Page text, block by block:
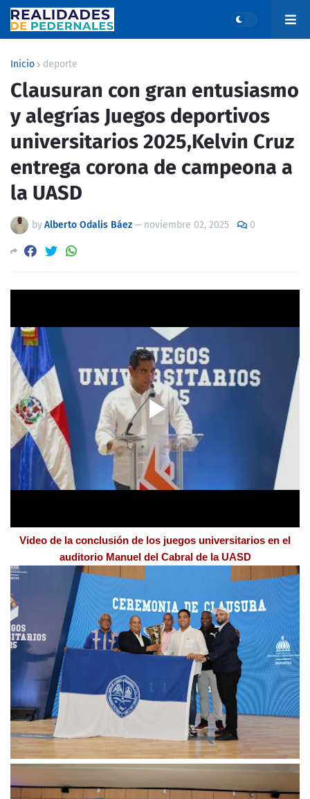
Inicio deporte
Clausuran con gran entusiasmo
y alegrías Juegos deportivos
universitarios 2025,Kelvin Cruz
entrega corona de campeona a
la UASD
byAlberto Odalis Báez— noviembre 02, 2025 0
Video de la conclusión de los juegos universitarios en el
auditorio Manuel del Cabral de la UASD